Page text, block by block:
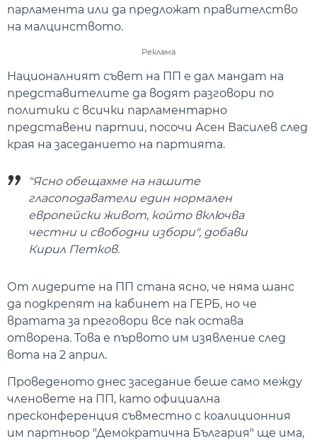
парламента или да предложат правителство
на малцинството.
Реклама
Националният съвет на ПП е дал мандат на
представителите да водят разговори по
политики с всички парламентарно
представени партии, посочи Асен Василев след
края на заседанието на партията.
"Ясно обещахме на нашите
гласоподаватели един нормален
европейски живот, който включва
честни и свободни избори", добави
Кирил Петков.
От лидерите на ПП стана ясно, че няма шанс
да подкрепят на кабинет на ГЕРБ, но че
вратата за преговори все пак остава
отворена. Това е първото им изявление след
вота на 2 април.
Проведеното днес заседание беше само между
членовете на ПП, като официална
пресконференция съвместно с коалиционния
им партньор "Демократична България" ще има,